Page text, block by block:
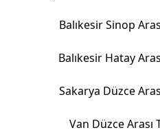
Balıkesir Sinop
Balıkesir Hatay
Sakarya Düzce
Van Düzce